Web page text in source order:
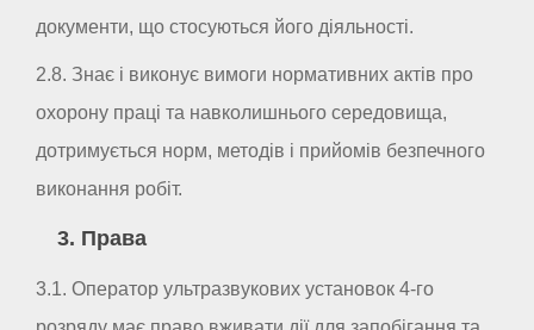
документи, що стосуються його діяльності.
2.8. Знає і виконує вимоги нормативних актів про
охорону праці та навколишнього середовища,
дотримується норм, методів і прийомів безпечного
виконання робіт.
3. Права
3.1. Оператор ультразвукових установок 4-го